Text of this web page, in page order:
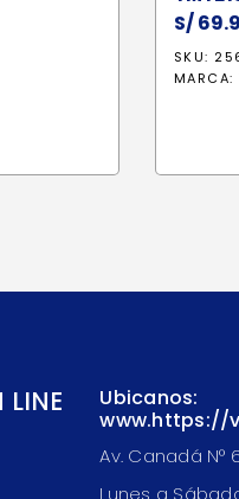
S/
SKU:
MARCA:
LINE
Ubicanos:
www.https://
Av. Canadá N°
Lunes a